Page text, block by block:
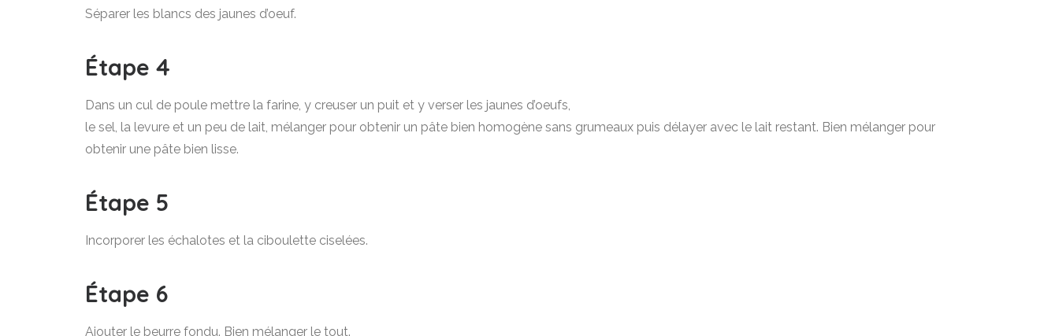
Séparer les blancs des jaunes d’oeuf.
Étape 4
Dans un cul de poule mettre la farine, y creuser un puit et y verser les jaunes d’oeufs,
le sel, la levure et un peu de lait, mélanger pour obtenir un pâte bien homogène sans grumeaux puis délayer avec le lait restant. Bien mélanger pour
obtenir une pâte bien lisse.
Étape 5
Incorporer les échalotes et la ciboulette ciselées.
Étape 6
Ajouter le beurre fondu. Bien mélanger le tout.